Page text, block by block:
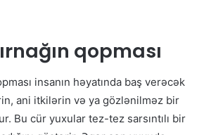
qopması
insanın həyatında baş verəcək
ani itkilərin və ya gözlənilməz bir
Bu cür yuxular tez-tez sarsıntılı bir